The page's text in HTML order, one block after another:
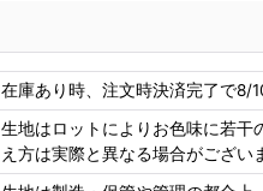
在庫あり時、注文時決済完了で
生地はロットによりお色味に若干
え方は実際と異なる場合がござい